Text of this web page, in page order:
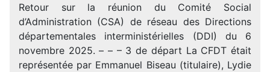
Retour sur la réunion du Comité Social
d’Administration (CSA) de réseau des Directions
départementales interministérielles (DDI) du 6
novembre 2025. – – – 3 de départ La CFDT était
représentée par Emmanuel Biseau (titulaire), Lydie